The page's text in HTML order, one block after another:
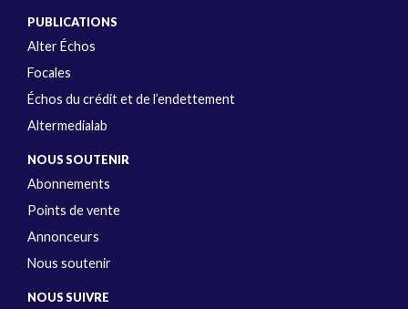
PUBLICATIONS
Alter Échos
Focales
Échos du crédit et de l’endettement
Altermedialab
NOUS SOUTENIR
Abonnements
Points de vente
Annonceurs
Nous soutenir
NOUS SUIVRE